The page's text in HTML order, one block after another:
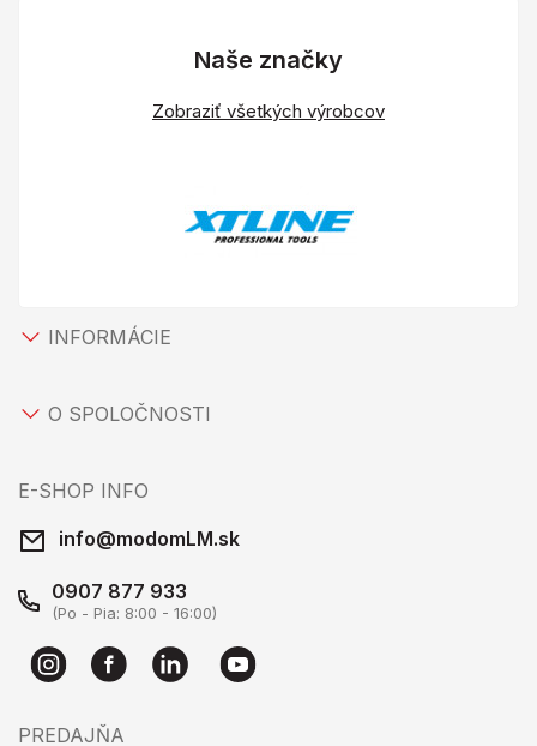
Naše značky
Zobraziť všetkých výrobcov
INFORMÁCIE
O SPOLOČNOSTI
E-SHOP INFO
info@modomLM.sk
0907 877 933
(Po - Pia: 8:00 - 16:00)
PREDAJŇA